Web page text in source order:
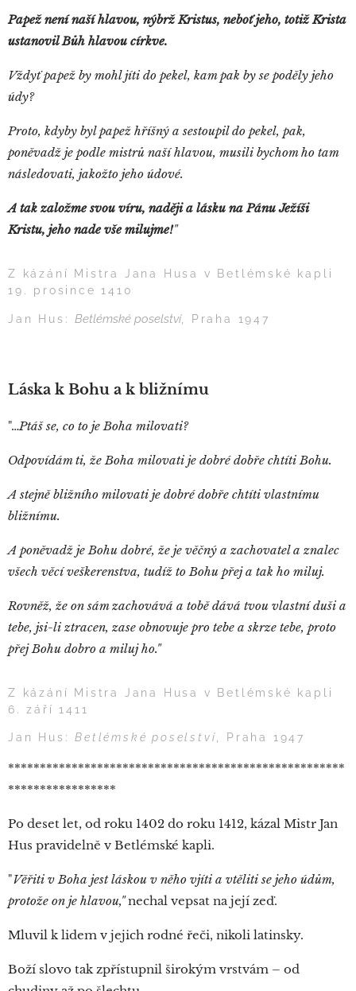
Papež není naší hlavou, nýbrž Kristus, neboť jeho, totiž Krista
ustanovil Bůh hlavou církve.
Vždyť papež by mohl jíti do pekel, kam pak by se poděly jeho
údy?
Proto, kdyby byl papež hříšný a sestoupil do pekel, pak,
poněvadž je podle mistrů naší hlavou, musili bychom ho tam
následovati, jakožto jeho údové.
A tak založme svou víru, naději a lásku na Pánu Ježíši
Kristu, jeho nade vše milujme!"
Z kázání Mistra Jana Husa v Betlémské kapli
19. prosince 1410
Jan Hus:Betlémské poselství, Praha 1947
Láska k Bohu a k bližnímu
"…Ptáš se, co to je Boha milovati?
Odpovídám ti, že Boha milovati je dobré dobře chtíti Bohu.
A stejně bližního milovati je dobré dobře chtíti vlastnímu
bližnímu.
A poněvadž je Bohu dobré, že je věčný a zachovatel a znalec
všech věcí veškerenstva, tudíž to Bohu přej a tak ho miluj.
Rovněž, že on sám zachovává a tobě dává tvou vlastní duši a
tebe, jsi-li ztracen, zase obnovuje pro tebe a skrze tebe, proto
přej Bohu dobro a miluj ho."
Z kázání Mistra Jana Husa v Betlémské kapli
6. září 1411
Jan Hus:Betlémské poselství , Praha 1947
*****************************************************
*****************
Po deset let, od roku 1402 do roku 1412, kázal Mistr Jan
Hus pravidelně v Betlémské kapli.
"Věřiti v Boha jest láskou v něho vjíti a vtěliti se jeho údům,
protože on je hlavou,"nechal vepsat na její zeď.
Mluvil k lidem v jejich rodné řeči, nikoli latinsky.
Boží slovo tak zpřístupnil širokým vrstvám – od